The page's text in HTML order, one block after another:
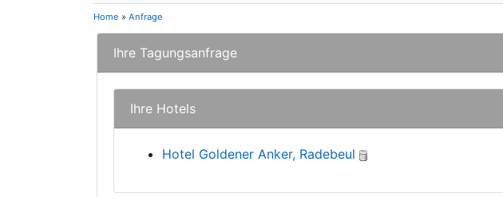
Home » Anfrage
Ihre Tagungsanfrage
Ihre Hotels
Hotel Goldener Anker, Radebeul